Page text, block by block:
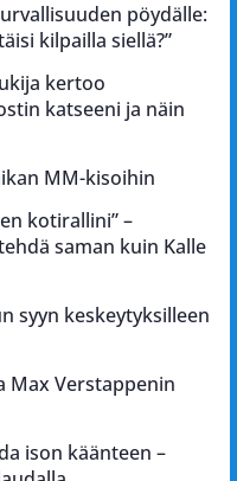
pöydälle:
kilpailla siellä?”
kertoo
katseeni ja näin
MM-kisoihin
kotirallini” –
saman kuin Kalle
syyn keskeytyksilleen
Max Verstappenin
ison käänteen –